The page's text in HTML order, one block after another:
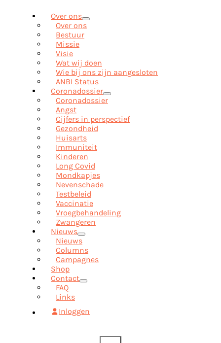
Over ons
Over ons
Bestuur
Missie
Visie
Wat wij doen
Wie bij ons zijn aangesloten
ANBI Status
Coronadossier
Coronadossier
Angst
Cijfers in perspectief
Gezondheid
Huisarts
Immuniteit
Kinderen
Long Covid
Mondkapjes
Nevenschade
Testbeleid
Vaccinatie
Vroegbehandeling
Zwangeren
Nieuws
Nieuws
Columns
Campagnes
Shop
Contact
FAQ
Links
Inloggen